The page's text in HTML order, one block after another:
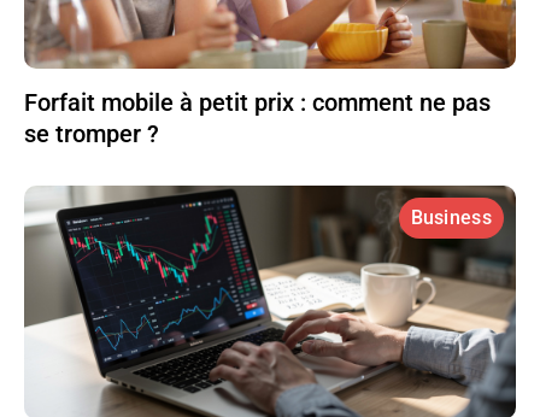
Forfait mobile à petit prix : comment ne pas
se tromper ?
Business